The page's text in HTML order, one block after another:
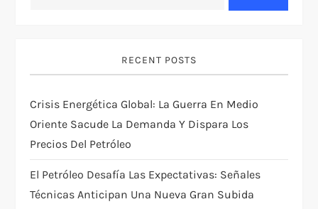
a
t
i
o
RECENT POSTS
Crisis Energética Global: La Guerra En Medio
Oriente Sacude La Demanda Y Dispara Los
Precios Del Petróleo
El Petróleo Desafía Las Expectativas: Señales
Técnicas Anticipan Una Nueva Gran Subida